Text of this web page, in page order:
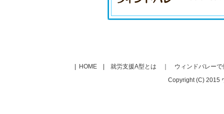
HOME| 就労支援A型とは
ウィンドバレーで
Copyright (C) 2015